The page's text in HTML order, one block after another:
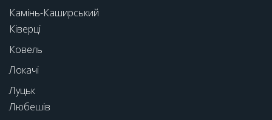
Камінь-Каширський
Ківерці
Ковель
Локачі
Луцьк
Любешів